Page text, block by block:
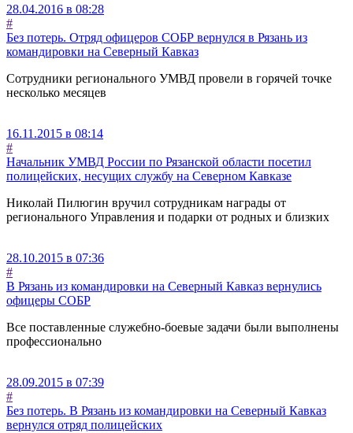
28.04.2016 в 08:28
#
Без потерь. Отряд офицеров СОБР вернулся в Рязань из
командировки на Северный Кавказ
Сотрудники регионального УМВД провели в горячей точке
несколько месяцев
16.11.2015 в 08:14
#
Начальник УМВД России по Рязанской области посетил
полицейских, несущих службу на Северном Кавказе
Николай Пилюгин вручил сотрудникам награды от
регионального Управления и подарки от родных и близких
28.10.2015 в 07:36
#
В Рязань из командировки на Северный Кавказ вернулись
офицеры СОБР
Все поставленные служебно-боевые задачи были выполнены
профессионально
28.09.2015 в 07:39
#
Без потерь. В Рязань из командировки на Северный Кавказ
вернулся отряд полицейских